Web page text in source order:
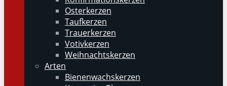
Osterkerzen
Taufkerzen
Trauerkerzen
Votivkerzen
Weihnachtskerzen
Arten
Bienenwachskerzen